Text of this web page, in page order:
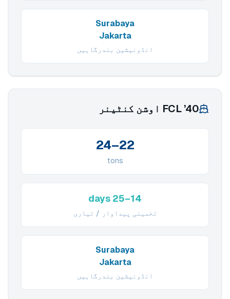
Surabaya
Jakarta
انڈونیشین بندرگاہیں
40’ FCL اوشن کنٹینر
22–24
tons
14–25 days
تخمینی پیداوار / تیاری
Surabaya
Jakarta
انڈونیشین بندرگاہیں